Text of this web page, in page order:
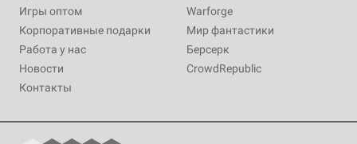
Игры оптом
Корпоративные подарки
Работа у нас
Новости
Контакты
Warforge
Мир фантастики
Берсерк
CrowdRepublic